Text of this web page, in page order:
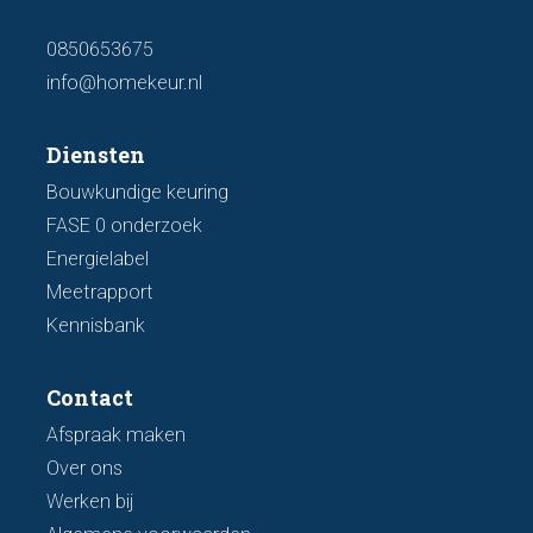
0850653675
info@homekeur.nl
Diensten
Bouwkundige keuring
FASE 0 onderzoek
Energielabel
Meetrapport
Kennisbank
Contact
Afspraak maken
Over ons
Werken bij